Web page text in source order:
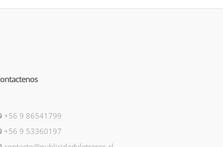
+56 9 86541799
+56 9 53360197